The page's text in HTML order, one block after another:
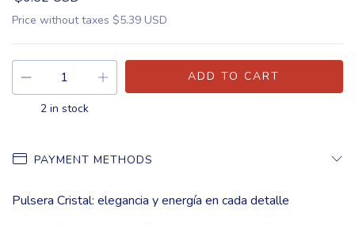
Price without taxes $5.39 USD
2in stock
PAYMENT METHODS
Pulsera Cristal: elegancia y energía en cada detalle